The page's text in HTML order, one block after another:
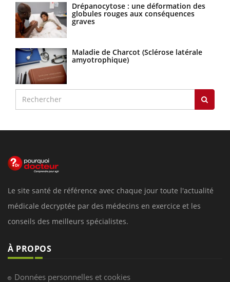
Drépanocytose : une déformation des
globules rouges aux conséquences
graves
Maladie de Charcot (Sclérose latérale
amyotrophique)
Le site santé de référence avec chaque jour toute l'actualité
médicale decryptée par des médecins en exercice et les
conseils des meilleurs spécialistes.
À PROPOS
Données personnelles et cookies